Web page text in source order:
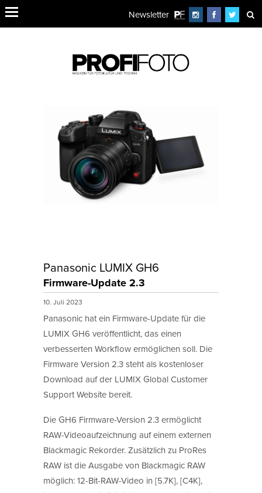
Newsletter
Panasonic LUMIX GH6
Firmware-Update 2.3
10. Juli 2023
Panasonic hat ein Firmware-Update für die
LUMIX GH6 veröffentlicht, das einen
verbesserten Workflow ermöglichen soll. Die
Firmware Version 2.3 steht als kostenloser
Download auf der LUMIX Global Customer
Support Website bereit.
Die GH6 Firmware-Version 2.3 ermöglicht
RAW-Videoaufzeichnung auf einem externen
Blackmagic Rekorder. Zusätzlich zu ProRes
RAW ist die Ausgabe von Blackmagic RAW
möglich: 12-Bit-RAW-Video in [5.7K], [C4K],